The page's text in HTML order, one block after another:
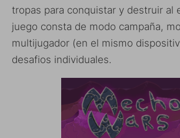
tropas para conquistar y destruir al
juego consta de modo campaña,
multijugador (en el mismo
desafios individuales.